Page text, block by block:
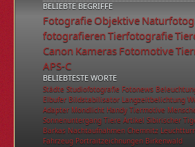
BELIEBTE BEGRIFFE
Fotografie Objektive
fotografieren Tierfotografie
Canon Kameras Fotomotive
APS-C
BELIEBTESTE WORTE
Städte Studiofotografie Fotonews
Elbufer Bildstabilisator Langzeitbelichtung
Adapter Mondlicht Handy Tiermotive
Sonnenuntergang Tiere Artikel Sibirischer
Barkas Nachtaufnahmen Chemnitz
Fahrzeug Portraitzeichnungen Birkenwald